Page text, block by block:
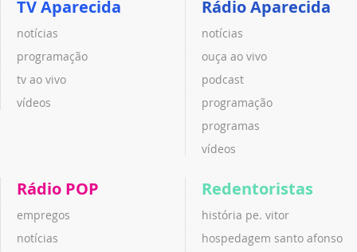
TV Aparecida
notícias
programação
tv ao vivo
vídeos
Rádio Aparecida
notícias
ouça ao vivo
podcast
programação
programas
vídeos
Rádio POP
empregos
notícias
Redentoristas
história pe. vitor
hospedagem santo afonso